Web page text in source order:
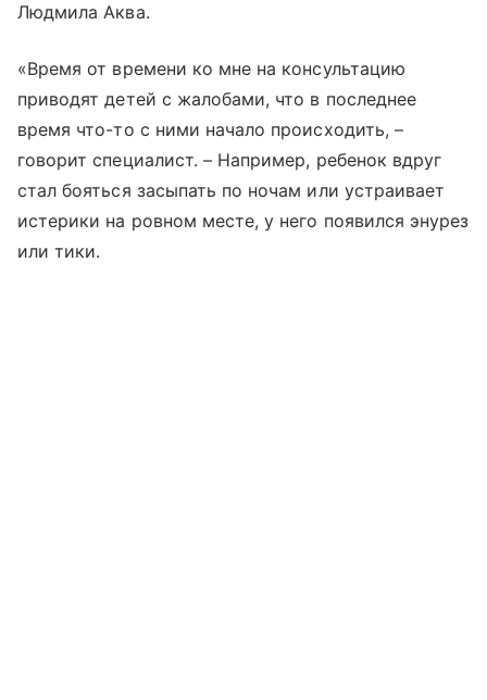
Людмила Аква.
«Время от времени ко мне на консультацию
приводят детей с жалобами, что в последнее
время что-то с ними начало происходить, –
говорит специалист. – Например, ребенок вдруг
стал бояться засыпать по ночам или устраивает
истерики на ровном месте, у него появился энурез
или тики.